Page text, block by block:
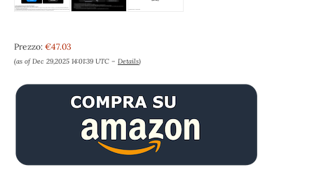
Prezzo: €47.03
(as of Dec 29,2025 14:01:39 UTC – Details)